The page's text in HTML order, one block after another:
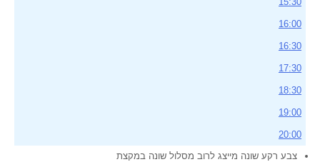
16:00
16:30
17:30
18:30
19:00
20:00
צבע רקע שונה מייצג לרוב מסלול שונה במקצת